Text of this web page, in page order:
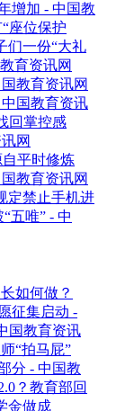
增加 - 中国教
座位保护
们一份“大礼
育资讯网
教育资讯网
国教育资讯
回掌控感
网
平时修炼
教育资讯网
定禁止手机进
五唯” - 中
如何做？
征集启动 -
国教育资讯
“拍马屁”
分 - 中国教
？教育部回
金做成